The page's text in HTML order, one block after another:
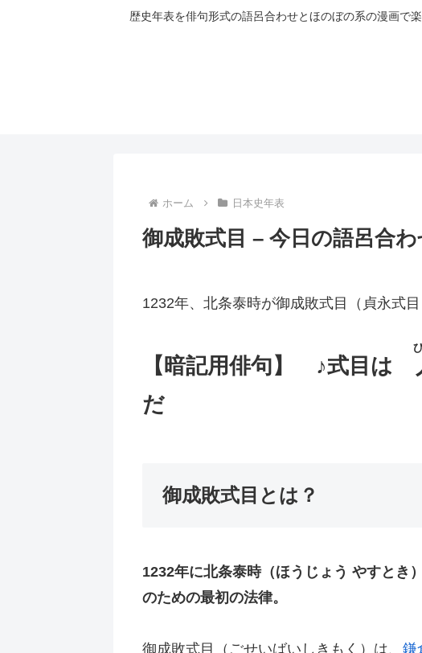
歴史年表を俳句形式の語呂合わせとほのぼの系の漫画で
ホーム 日本史年表
御成敗式目 – 今日の語呂合
1232年、北条泰時が御成敗式目（貞永式目
【暗記用俳句】 ♪式目は
だ
御成敗式目とは？
1232年に北条泰時（ほうじょう やすとき
のための最初の法律。
御成敗式目（ごせいばいしきもく）は、 鎌